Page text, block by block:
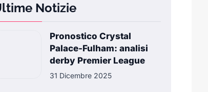
Notizie
Pronostico Crystal
Palace-Fulham: analisi
derby Premier League
31 Dicembre 2025